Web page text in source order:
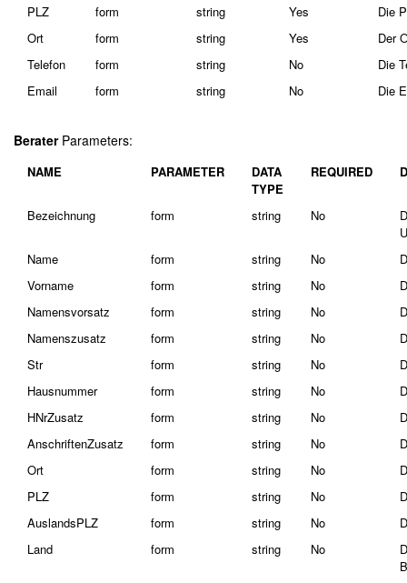
PLZ
form string Yes
Die
Ort
form string Yes
Der
Telefon
form string No
Die
Email
form string No Die
BeraterParameters:
NAME PARAMETER
DATA
TYPE
REQUIRED
Bezeichnung form string No
Name
form string No
Vorname
form string No
Namensvorsatz
form string No
Namenszusatz
form string No
Str
form string No
Hausnummer
form string No
HNrZusatz
form string No
AnschriftenZusatz
form string No
Ort
form string No
PLZ
form string No
AuslandsPLZ
form string No
Land
form string No